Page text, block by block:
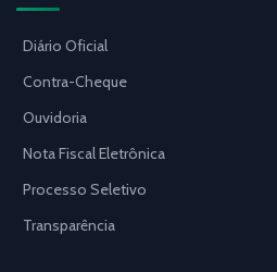
Diário Oficial
Contra-Cheque
Ouvidoria
Nota Fiscal Eletrônica
Processo Seletivo
Transparência